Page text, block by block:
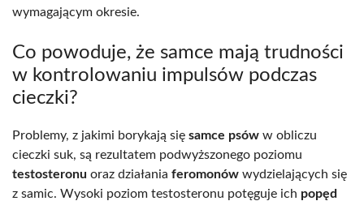
wymagającym okresie.
Co powoduje, że samce mają trudności
w kontrolowaniu impulsów podczas
cieczki?
Problemy, z jakimi borykają się samce psów w obliczu
cieczki suk, są rezultatem podwyższonego poziomu
testosteronu oraz działania feromonów wydzielających się
z samic. Wysoki poziom testosteronu potęguje ich popęd